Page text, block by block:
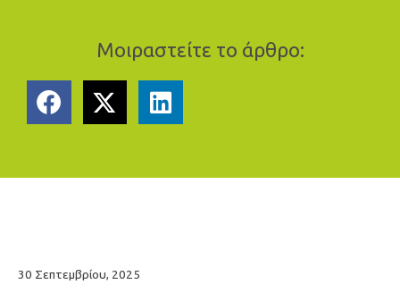
Μοιραστείτε το άρθρο:
30 Σεπτεμβρίου, 2025